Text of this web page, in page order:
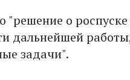
"решение о роспуске
дальнейшей
задачи".